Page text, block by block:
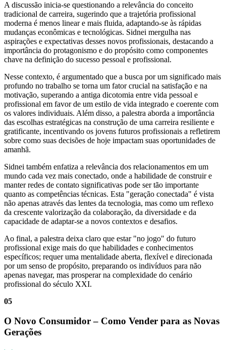
A discussão inicia-se questionando a relevância do conceito
tradicional de carreira, sugerindo que a trajetória profissional
moderna é menos linear e mais fluida, adaptando-se às rápidas
mudanças econômicas e tecnológicas. Sidnei mergulha nas
aspirações e expectativas desses novos profissionais, destacando a
importância do protagonismo e do propósito como componentes
chave na definição do sucesso pessoal e profissional.
Nesse contexto, é argumentado que a busca por um significado mais
profundo no trabalho se torna um fator crucial na satisfação e na
motivação, superando a antiga dicotomia entre vida pessoal e
profissional em favor de um estilo de vida integrado e coerente com
os valores individuais. Além disso, a palestra aborda a importância
das escolhas estratégicas na construção de uma carreira resiliente e
gratificante, incentivando os jovens futuros profissionais a refletirem
sobre como suas decisões de hoje impactam suas oportunidades de
amanhã.
Sidnei também enfatiza a relevância dos relacionamentos em um
mundo cada vez mais conectado, onde a habilidade de construir e
manter redes de contato significativas pode ser tão importante
quanto as competências técnicas. Esta "geração conectada" é vista
não apenas através das lentes da tecnologia, mas como um reflexo
da crescente valorização da colaboração, da diversidade e da
capacidade de adaptar-se a novos contextos e desafios.
Ao final, a palestra deixa claro que estar "no jogo" do futuro
profissional exige mais do que habilidades e conhecimentos
específicos; requer uma mentalidade aberta, flexível e direcionada
por um senso de propósito, preparando os indivíduos para não
apenas navegar, mas prosperar na complexidade do cenário
profissional do século XXI.
05
O Novo Consumidor – Como Vender para as Novas
Gerações